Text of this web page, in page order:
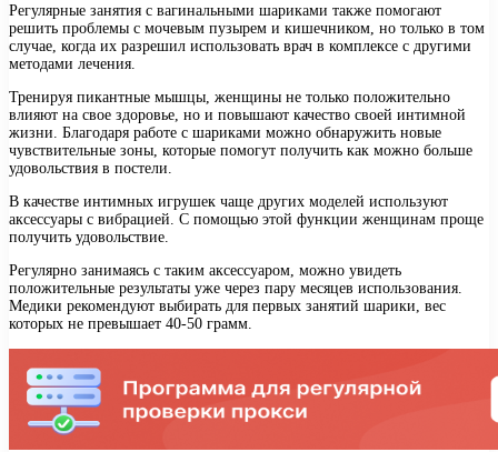
Регулярные занятия с вагинальными шариками также помогают
решить проблемы с мочевым пузырем и кишечником, но только в том
случае, когда их разрешил использовать врач в комплексе с другими
методами лечения.
Тренируя пикантные мышцы, женщины не только положительно
влияют на свое здоровье, но и повышают качество своей интимной
жизни. Благодаря работе с шариками можно обнаружить новые
чувствительные зоны, которые помогут получить как можно больше
удовольствия в постели.
В качестве интимных игрушек чаще других моделей используют
аксессуары с вибрацией. С помощью этой функции женщинам проще
получить удовольствие.
Регулярно занимаясь с таким аксессуаром, можно увидеть
положительные результаты уже через пару месяцев использования.
Медики рекомендуют выбирать для первых занятий шарики, вес
которых не превышает 40-50 грамм.